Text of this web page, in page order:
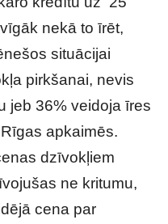
nekā to īrēt,
situācijai
pirkšanai, nevis
jeb 36% veidoja īres
apkaimēs.
dzīvokļiem
ne kritumu,
cena par